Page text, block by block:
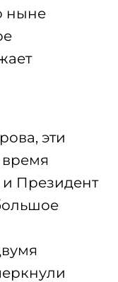
ныне
эти
Президент